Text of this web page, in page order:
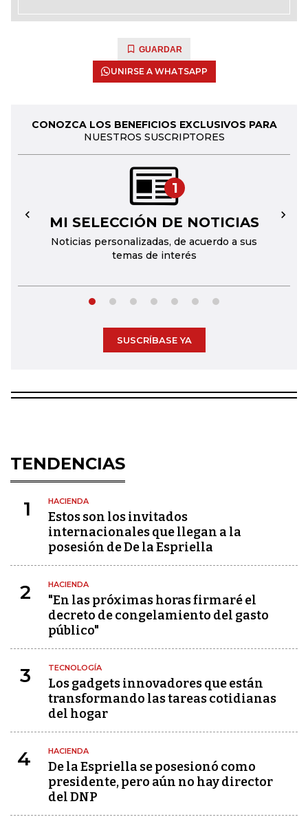
GUARDAR
UNIRSE A WHATSAPP
CONOZCA LOS BENEFICIOS EXCLUSIVOS PARA
NUESTROS SUSCRIPTORES
1
MI SELECCIÓN DE NOTICIAS
Noticias personalizadas, de acuerdo a sus
temas de interés
← →
SUSCRÍBASE YA
TENDENCIAS
1 HACIENDA
Estos son los invitados
internacionales que llegan a la
posesión de De la Espriella
2 HACIENDA
"En las próximas horas firmaré el
decreto de congelamiento del gasto
público"
3 TECNOLOGÍA
Los gadgets innovadores que están
transformando las tareas cotidianas
del hogar
4 HACIENDA
De la Espriella se posesionó como
presidente, pero aún no hay director
del DNP